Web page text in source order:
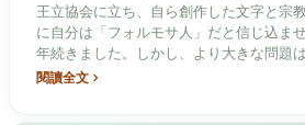
王立協会に立ち、自ら創作した文字と宗
に自分は「フォルモサ人」だと信じ込ま
年続きました。しかし、より大きな問題
ォルモサを発見した」と語るとき、その
閱讀全文